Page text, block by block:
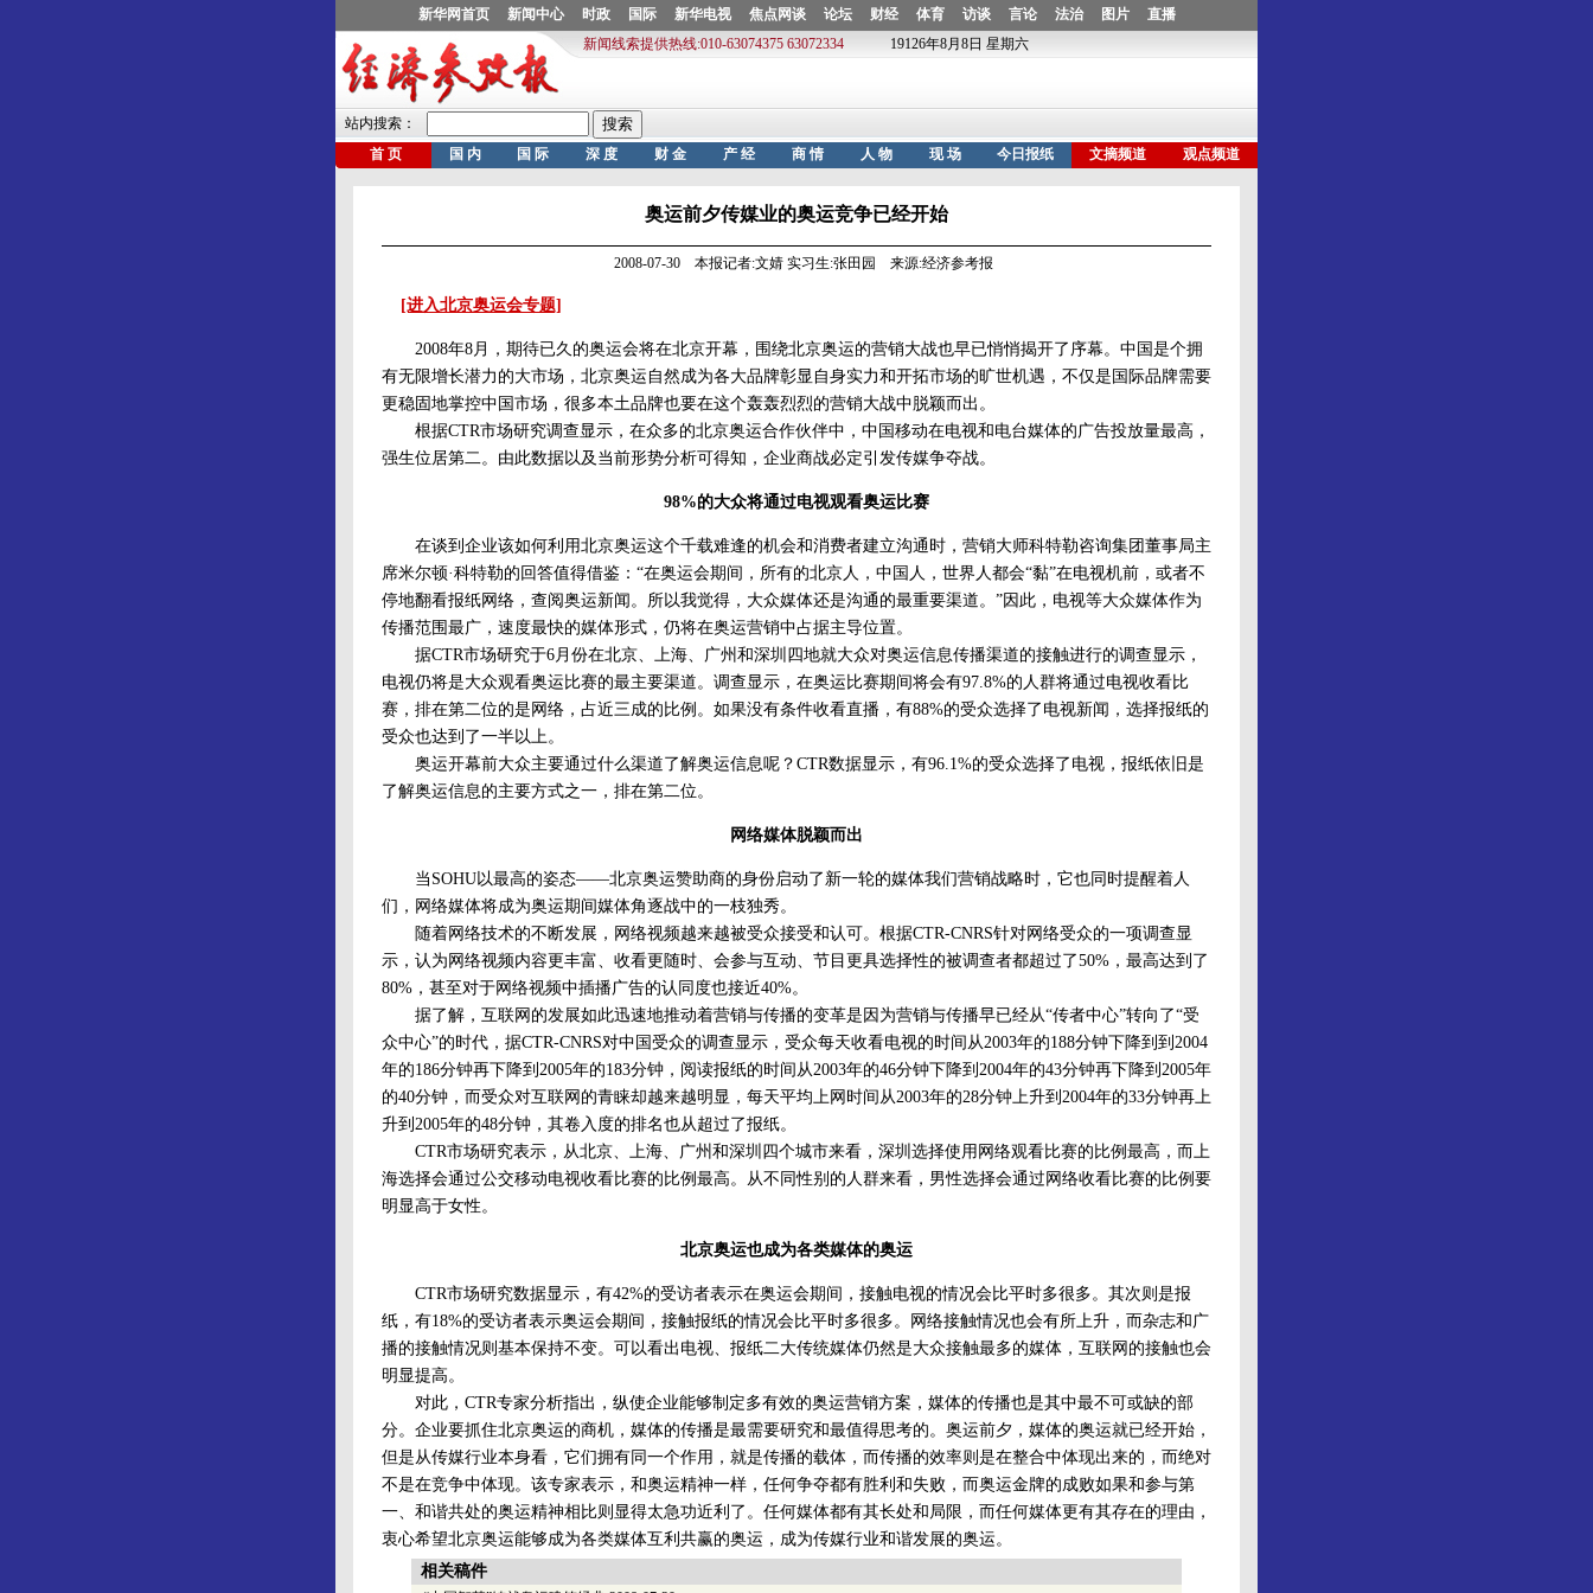
奥运前夕传媒业的奥运竞争已经开始
2008-07-30 本报记者:文婧 实习生:张田园 来源:经济参考报
[进入北京奥运会专题]
2008年8月，期待已久的奥运会将在北京开幕，围绕北京奥运的营销大战也早已悄悄揭开了序幕。中国是个拥
有无限增长潜力的大市场，北京奥运自然成为各大品牌彰显自身实力和开拓市场的旷世机遇，不仅是国际品牌需要
更稳固地掌控中国市场，很多本土品牌也要在这个轰轰烈烈的营销大战中脱颖而出。
根据CTR市场研究调查显示，在众多的北京奥运合作伙伴中，中国移动在电视和电台媒体的广告投放量最高，
强生位居第二。由此数据以及当前形势分析可得知，企业商战必定引发传媒争夺战。
98%的大众将通过电视观看奥运比赛
在谈到企业该如何利用北京奥运这个千载难逢的机会和消费者建立沟通时，营销大师科特勒咨询集团董事局主
席米尔顿·科特勒的回答值得借鉴：“在奥运会期间，所有的北京人，中国人，世界人都会“黏”在电视机前，或者不
停地翻看报纸网络，查阅奥运新闻。所以我觉得，大众媒体还是沟通的最重要渠道。”因此，电视等大众媒体作为
传播范围最广，速度最快的媒体形式，仍将在奥运营销中占据主导位置。
据CTR市场研究于6月份在北京、上海、广州和深圳四地就大众对奥运信息传播渠道的接触进行的调查显示，
电视仍将是大众观看奥运比赛的最主要渠道。调查显示，在奥运比赛期间将会有97.8%的人群将通过电视收看比
赛，排在第二位的是网络，占近三成的比例。如果没有条件收看直播，有88%的受众选择了电视新闻，选择报纸的
受众也达到了一半以上。
奥运开幕前大众主要通过什么渠道了解奥运信息呢？CTR数据显示，有96.1%的受众选择了电视，报纸依旧是
了解奥运信息的主要方式之一，排在第二位。
网络媒体脱颖而出
当SOHU以最高的姿态——北京奥运赞助商的身份启动了新一轮的媒体我们营销战略时，它也同时提醒着人
们，网络媒体将成为奥运期间媒体角逐战中的一枝独秀。
随着网络技术的不断发展，网络视频越来越被受众接受和认可。根据CTR-CNRS针对网络受众的一项调查显
示，认为网络视频内容更丰富、收看更随时、会参与互动、节目更具选择性的被调查者都超过了50%，最高达到了
80%，甚至对于网络视频中插播广告的认同度也接近40%。
据了解，互联网的发展如此迅速地推动着营销与传播的变革是因为营销与传播早已经从“传者中心”转向了“受
众中心”的时代，据CTR-CNRS对中国受众的调查显示，受众每天收看电视的时间从2003年的188分钟下降到到2004
年的186分钟再下降到2005年的183分钟，阅读报纸的时间从2003年的46分钟下降到2004年的43分钟再下降到2005年
的40分钟，而受众对互联网的青睐却越来越明显，每天平均上网时间从2003年的28分钟上升到2004年的33分钟再上
升到2005年的48分钟，其卷入度的排名也从超过了报纸。
CTR市场研究表示，从北京、上海、广州和深圳四个城市来看，深圳选择使用网络观看比赛的比例最高，而上
海选择会通过公交移动电视收看比赛的比例最高。从不同性别的人群来看，男性选择会通过网络收看比赛的比例要
明显高于女性。
北京奥运也成为各类媒体的奥运
CTR市场研究数据显示，有42%的受访者表示在奥运会期间，接触电视的情况会比平时多很多。其次则是报
纸，有18%的受访者表示奥运会期间，接触报纸的情况会比平时多很多。网络接触情况也会有所上升，而杂志和广
播的接触情况则基本保持不变。可以看出电视、报纸二大传统媒体仍然是大众接触最多的媒体，互联网的接触也会
明显提高。
对此，CTR专家分析指出，纵使企业能够制定多有效的奥运营销方案，媒体的传播也是其中最不可或缺的部
分。企业要抓住北京奥运的商机，媒体的传播是最需要研究和最值得思考的。奥运前夕，媒体的奥运就已经开始，
但是从传媒行业本身看，它们拥有同一个作用，就是传播的载体，而传播的效率则是在整合中体现出来的，而绝对
不是在竞争中体现。该专家表示，和奥运精神一样，任何争夺都有胜利和失败，而奥运金牌的成败如果和参与第
一、和谐共处的奥运精神相比则显得太急功近利了。任何媒体都有其长处和局限，而任何媒体更有其存在的理由，
衷心希望北京奥运能够成为各类媒体互利共赢的奥运，成为传媒行业和谐发展的奥运。
相关稿件